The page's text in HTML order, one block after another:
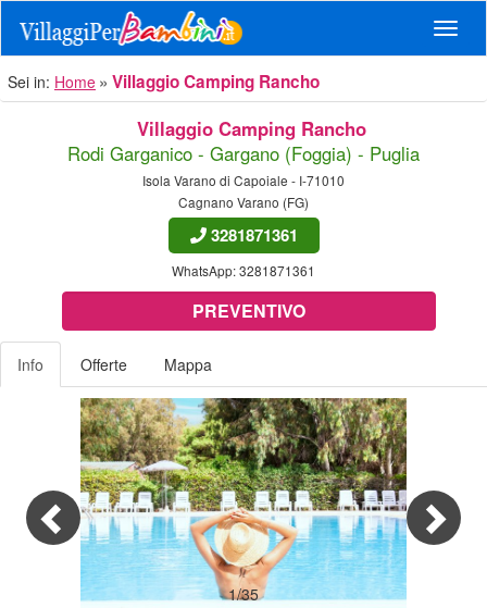
Sei in: Home Villaggio Camping Rancho
Villaggio Camping Rancho
Rodi Garganico - Gargano (Foggia) - Puglia
Isola Varano di Capoiale - I-71010
Cagnano Varano (FG)
3281871361
WhatsApp:3281871361
PREVENTIVO
Info Offerte Mappa
1/35
Previous